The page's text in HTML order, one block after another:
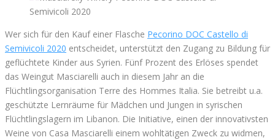
Wer sich für den Kauf einer Flasche Pecorino DOC Castello di
Semivicoli 2020 entscheidet, unterstützt den Zugang zu Bildung für
geflüchtete Kinder aus Syrien. Fünf Prozent des Erlöses spendet
das Weingut Masciarelli auch in diesem Jahr an die
Flüchtlingsorganisation Terre des Hommes Italia. Sie betreibt u.a.
geschützte Lernräume für Mädchen und Jungen in syrischen
Flüchtlingslagern im Libanon. Die Initiative, einen der innovativsten
Weine von Casa Masciarelli einem wohltätigen Zweck zu widmen,